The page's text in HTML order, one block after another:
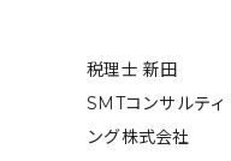
税理士 新田
SMTコンサルティ
ング株式会社